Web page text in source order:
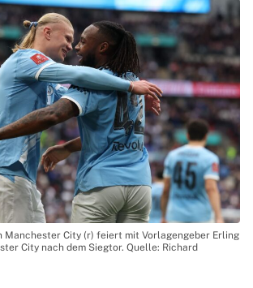
Manchester City (r) feiert mit Vorlagengeber Erling
City nach dem Siegtor. Quelle: Richard